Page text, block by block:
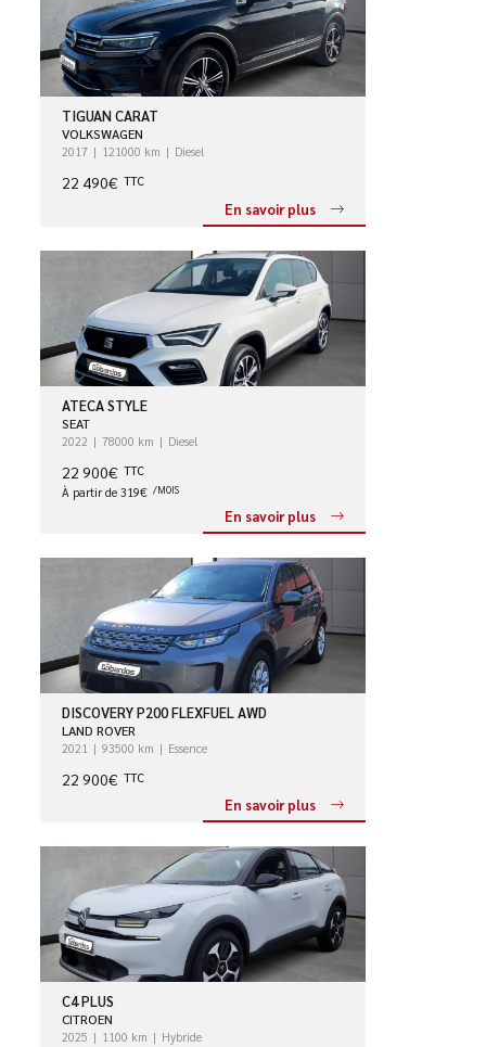
TIGUAN CARAT
VOLKSWAGEN
2017 121000 km Diesel
22 490€ TTC
En savoir plus
ATECA STYLE
SEAT
2022 78000 km Diesel
22 900€ TTC
À partir de 319€ /MOIS
En savoir plus
DISCOVERY P200 FLEXFUEL AWD
LAND ROVER
2021 93500 km Essence
22 900€ TTC
En savoir plus
C4 PLUS
CITROEN
2025 1100 km Hybride